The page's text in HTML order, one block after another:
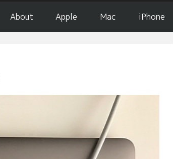
About Apple Mac iPhone